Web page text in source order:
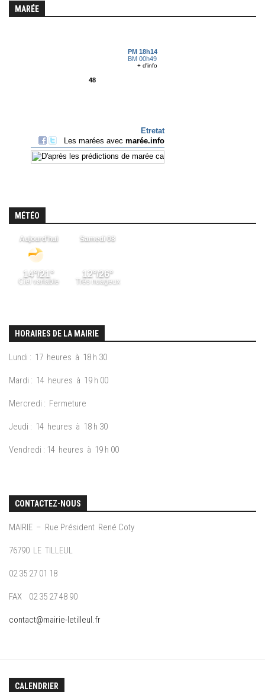
MARÉE
MÉTÉO
HORAIRES DE LA MAIRIE
Lundi : 17 heures à 18 h 30
Mardi : 14 heures à 19 h 00
Mercredi : Fermeture
Jeudi : 14 heures à 18 h 30
Vendredi : 14 heures à 19 h 00
CONTACTEZ-NOUS
MAIRIE – Rue Président René Coty
76790 LE TILLEUL
02 35 27 01 18
FAX 02 35 27 48 90
contact@mairie-letilleul.fr
CALENDRIER